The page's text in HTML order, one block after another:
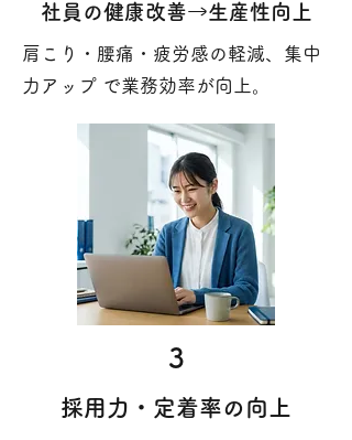
社員の健康改善→生産性向上
肩こり・腰痛・疲労感の軽減、集中
力アップ で業務効率が向上。
3
採用力・定着率の向上